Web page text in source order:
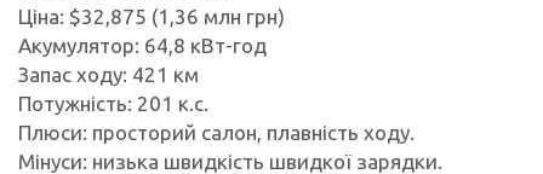
Ціна: $32,875 (1,36 млн грн)
Акумулятор: 64,8 кВт-год
Запас ходу: 421 км
Потужність: 201 к.с.
Плюси: просторий салон, плавність ходу.
Мінуси: низька швидкість швидкої зарядки.